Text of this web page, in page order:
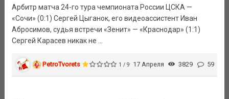
Арбитр матча 24-го тура чемпионата России ЦСКА —
«Сочи» (0:1) Сергей Цыганок, его видеоассистент Иван
Абросимов, судья встречи «Зенит» — «Краснодар» (1:1)
Сергей Карасев никак не ...
PetroTvorets 1 / 9 17 Апреля 3829 59